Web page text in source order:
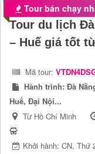
Tour bán chạy
Tour du lịch
– Huế giá tốt
Mã tour:
Hành trình: Đà
Huế, Đại Nội...
Từ Hồ Chí Minh
Khởi hành: CN, Thứ